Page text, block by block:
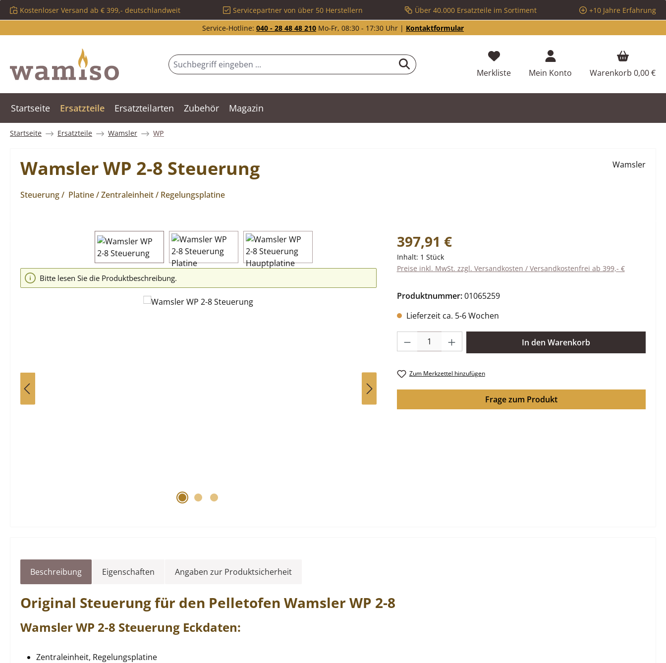
Hauptinhalt springen
Zur Suche springen
Zur Hauptnavigation springen
Kostenloser Versand ab € 399,- deutschlandweit Servicepartner von über 50 Herstellern Über 40.000 Ersatzteile im Sortiment
+10 Jahre Erfahrung
Service-Hotline: 040 - 28 48 48 210 Mo-Fr, 08:30 - 17:30 Uhr | Kontaktformular
MerklisteDu hast 0 Produkte auf dem Merkzettel
Mein Konto Warenkorb 0,00 €
Startseite Ersatzteile Ersatzteilarten Zubehör Magazin
Startseite Ersatzteile Wamsler WP
Wamsler WP 2-8 Steuerung
Steuerung / Platine / Zentraleinheit / Regelungsplatine
Wamsler
Bildergalerie überspringen
Bitte lesen Sie die Produktbeschreibung.
Regulärer Preis:
397,91 €
Inhalt: 1 Stück
Preise inkl. MwSt. zzgl. Versandkosten / Versandkostenfrei ab 399,- €
Produktnummer:01065259
Lieferzeit ca. 5-6 Wochen
Produkt Anzahl: Gib den gewünschten Wert ein oder benutze die
In den Warenkorb
Zum Merkzettel hinzufügen
Frage zum Produkt
Beschreibung Eigenschaften Angaben zur Produktsicherheit
Original Steuerungfür den Pelletofen Wamsler WP 2-8
WamslerWP 2-8 Steuerung Eckdaten:
Zentraleinheit, Regelungsplatine